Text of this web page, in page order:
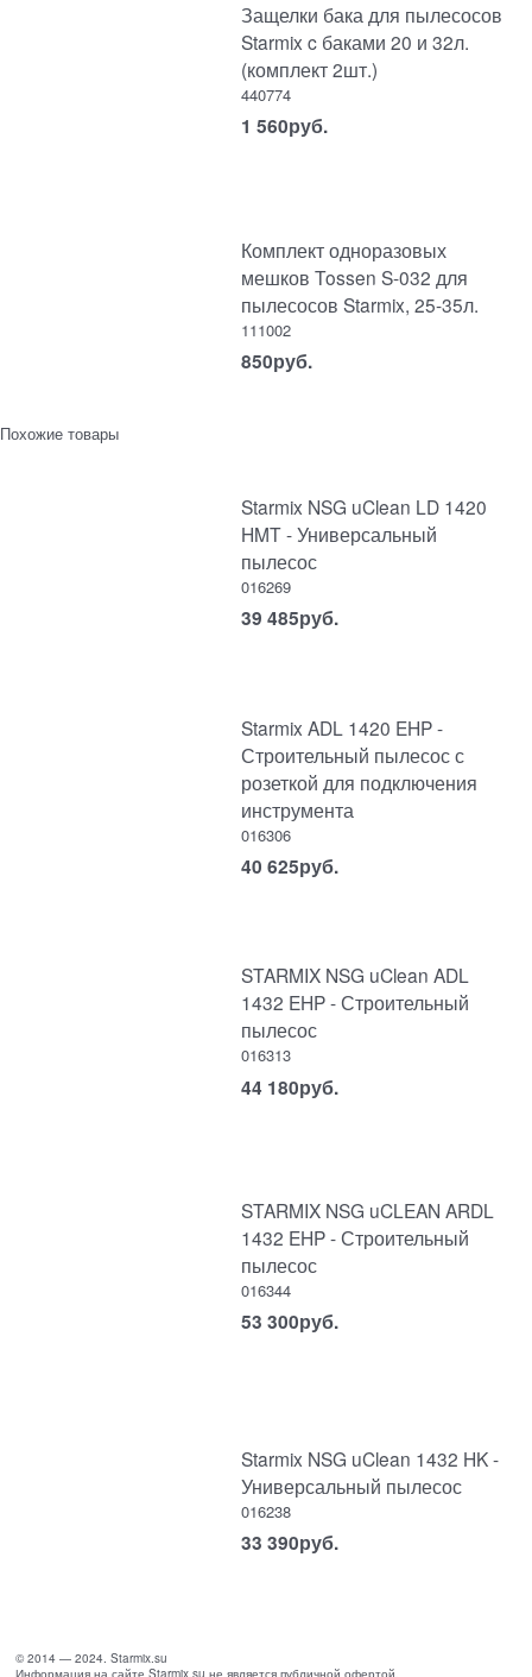
Защелки бака для пылесосов
Starmix c баками 20 и 32л.
(комплект 2шт.)
440774
1 560руб.
Комплект одноразовых
мешков Tossen S-032 для
пылесосов Starmix, 25-35л.
111002
850руб.
Похожие товары
Starmix NSG uClean LD 1420
HMT - Универсальный
пылесос
016269
39 485руб.
Starmix ADL 1420 EHP -
Строительный пылесос с
розеткой для подключения
инструмента
016306
40 625руб.
STARMIX NSG uClean ADL
1432 EHP - Строительный
пылесос
016313
44 180руб.
STARMIX NSG uCLEAN ARDL
1432 EHP - Строительный
пылесос
016344
53 300руб.
Starmix NSG uClean 1432 HK -
Универсальный пылесос
016238
33 390руб.
© 2014 — 2024. Starmix.su
Информация на сайте Starmix.su не является публичной офертой.